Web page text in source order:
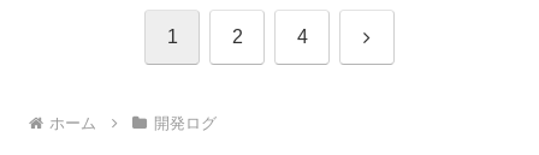
1 2 4 次
ホーム 開発ログ